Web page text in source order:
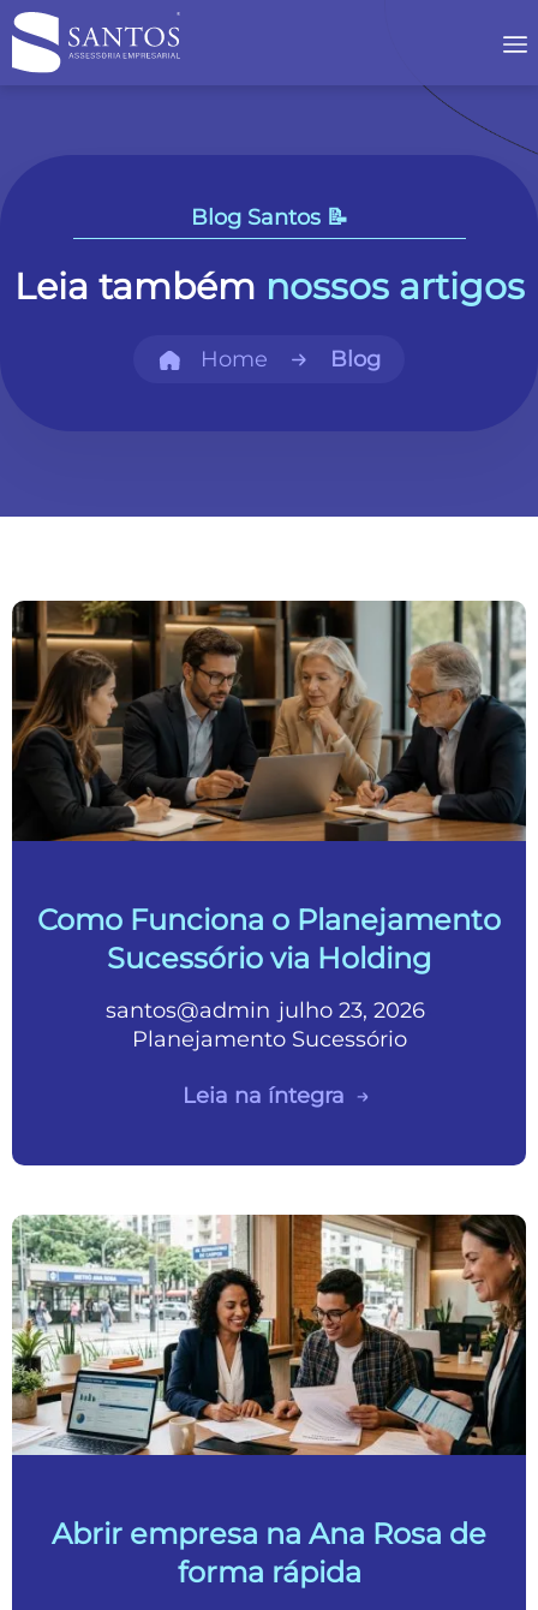
Blog Santos 📝
Leia também nossos artigos
Home Blog
Como Funciona o Planejamento
Sucessório via Holding
santos@admin julho 23, 2026
Planejamento Sucessório
Leia na íntegra
Abrir empresa na Ana Rosa de
forma rápida